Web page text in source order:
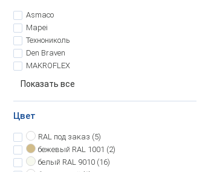
Asmaco
Mapei
Технониколь
Den Braven
MAKROFLEX
Показать все
Цвет
RAL под заказ (5)
бежевый RAL 1001 (2)
белый RAL 9010 (16)